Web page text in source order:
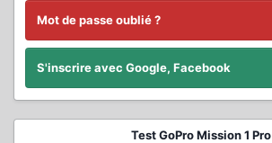
Mot de passe oublié ?
S'inscrire avec Google, Facebook
Test GoPro Mission 1 Pro